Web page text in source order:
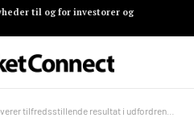
til og for investorer og
tilfredsstillende resultat i udfordrende marked